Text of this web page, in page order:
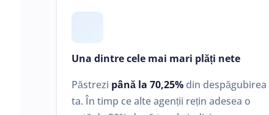
Una dintre cele mai mari plăți nete
Păstrezi până la 70,25% din despăgubirea
ta. În timp ce alte agenții rețin adesea o